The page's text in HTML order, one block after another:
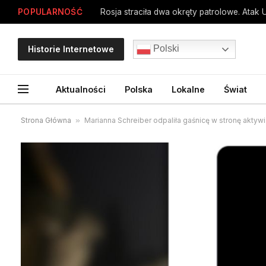
POPULARNOŚĆ Rosja straciła dwa okręty patrolowe. Atak
Historie Internetowe Polski
Aktualności Polska Lokalne Świat
Strona Główna » Marianna Schreiber odpaliła gaśnicę w stronę